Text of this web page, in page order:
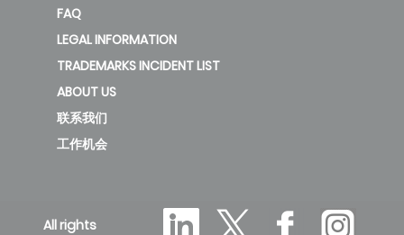
FAQ
LEGAL INFORMATION
TRADEMARKS INCIDENT LIST
ABOUT US
联系我们
工作机会
All rights